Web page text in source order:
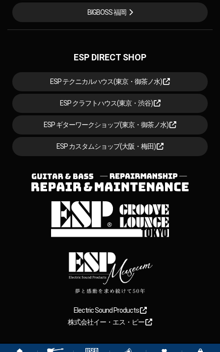
BIGBOSS 福岡
ESP DIRECT SHOP
ESP テクニカルハウス(東京・御茶ノ水)
ESP クラフトハウス(東京・渋谷)
ESP ギターワークショップ(東京・御茶ノ水)
ESP カスタムショップ(大阪・梅田)
Electric Sound Products
株式会社イー・エス・ピー